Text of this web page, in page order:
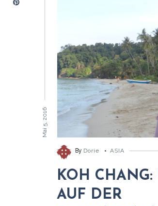
Mai 5, 2016
By Dorie ASIA
KOH CHANG:
AUF DER